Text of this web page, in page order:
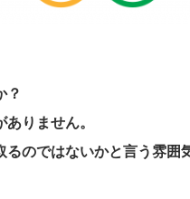
？
りません。
のではないかと言う雰囲